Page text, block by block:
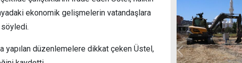
ekonomik gelişmelerin vatandaşlara
söyledi.
yapılan düzenlemelere dikkat çeken Üstel,